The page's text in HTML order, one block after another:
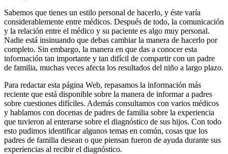
Sabemos que tienes un estilo personal de hacerlo, y éste varía
considerablemente entre médicos. Después de todo, la comunicación
y la relación entre el médico y su paciente es algo muy personal.
Nadie está insinuando que debas cambiar la manera de hacerlo por
completo. Sin embargo, la manera en que das a conocer esta
información tan importante y tan difícil de compartir con un padre
de familia, muchas veces afecta los resultados del niño a largo plazo.
Para redactar esta página Web, repasamos la información más
reciente que está disponible sobre la manera de informar a padres
sobre cuestiones difíciles. Además consultamos con varios médicos
y hablamos con docenas de padres de familia sobre la experiencia
que tuvieron al enterarse sobre el diagnóstico de sus hijos. Con todo
esto pudimos identificar algunos temas en común, cosas que los
padres de familia desean o que piensan fueron de ayuda durante sus
experiencias al recibir el diagnóstico.